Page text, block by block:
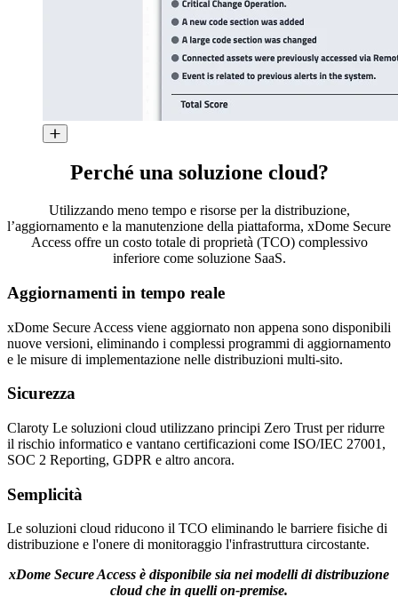
Perché una soluzione cloud?
Utilizzando meno tempo e risorse per la distribuzione,
l’aggiornamento e la manutenzione della piattaforma, xDome Secure
Access offre un costo totale di proprietà (TCO) complessivo
inferiore come soluzione SaaS.
Aggiornamenti in tempo reale
xDome Secure Access viene aggiornato non appena sono disponibili
nuove versioni, eliminando i complessi programmi di aggiornamento
e le misure di implementazione nelle distribuzioni multi-sito.
Sicurezza
Claroty Le soluzioni cloud utilizzano principi Zero Trust per ridurre
il rischio informatico e vantano certificazioni come ISO/IEC 27001,
SOC 2 Reporting, GDPR e altro ancora.
Semplicità
Le soluzioni cloud riducono il TCO eliminando le barriere fisiche di
distribuzione e l'onere di monitoraggio l'infrastruttura circostante.
xDome Secure Access è disponibile sia nei modelli di distribuzione
cloud che in quelli on-premise.